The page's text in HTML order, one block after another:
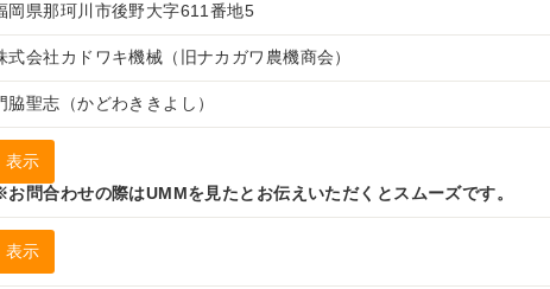
岡県那珂川市後野大字611番地5
式会社カドワキ機械（旧ナカガワ農機商会）
脇聖志（かどわききよし）
表示
お問合わせの際はUMMを見たとお伝えいただくとスムーズです。
表示